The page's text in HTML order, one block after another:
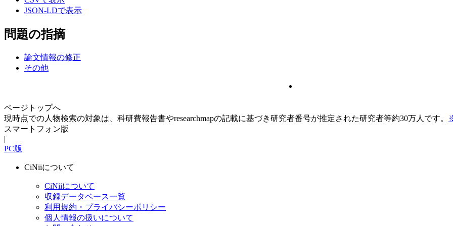
JSON-LDで表示
問題の指摘
論文情報の修正
その他
ページトップへ
現時点での人物検索の対象は、科研費報告書やresearchmapの記載に基づき研究者番号が推定された研究者等約30万人です。
スマートフォン版
|
PC版
CiNiiについて
CiNiiについて
収録データベース一覧
利用規約・プライバシーポリシー
個人情報の扱いについて